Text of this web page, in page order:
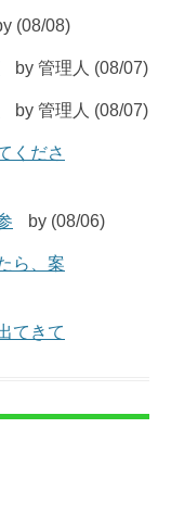
(08/08)
by 管理人 (08/07)
by 管理人 (08/07)
くださ
by (08/06)
ら、案
てきて